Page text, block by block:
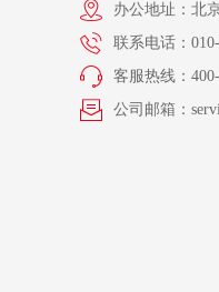
办公地址：北
联系电话：
客服热线：
公司邮箱：